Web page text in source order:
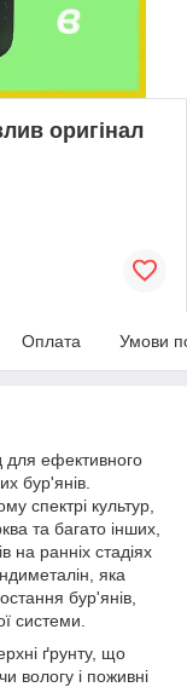
оригінал
Оплата Умови
для ефективного
бур'янів.
спектрі культур,
та багато інших,
на ранніх стадіях
яка
бур'янів,
системи.
ґрунту, що
вологу і поживні